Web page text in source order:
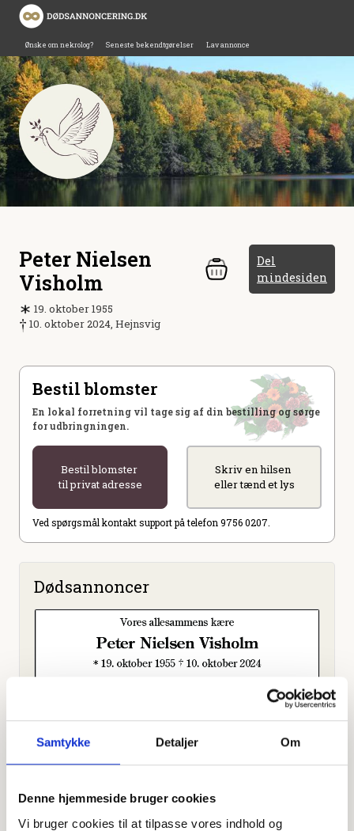
Samtykke Detaljer Om
Denne hjemmeside bruger cookies
Vi bruger cookies til at tilpasse vores indhold og
Ønske om nekrolog? Seneste bekendtgørelser Lav annonce
Peter Nielsen
Visholm
Del
mindesiden
19. oktober 1955
10. oktober 2024, Hejnsvig
Bestil blomster
En lokal forretning vil tage sig af din bestilling og sørge
for udbringningen.
Bestil blomster
til privat adresse
Skriv en hilsen
eller tænd et lys
Ved spørgsmål kontakt support på telefon 9756 0207.
Dødsannoncer
Offentligtgjort i Ugeavisen Billund-Grindsted (Midtjysk
Ugeavis) d. 23. oktober 2024